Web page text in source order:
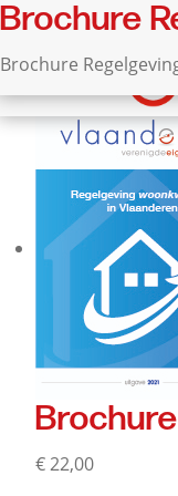
Home/ Product
Brochure
Brochure
Toont het enige
€22,00